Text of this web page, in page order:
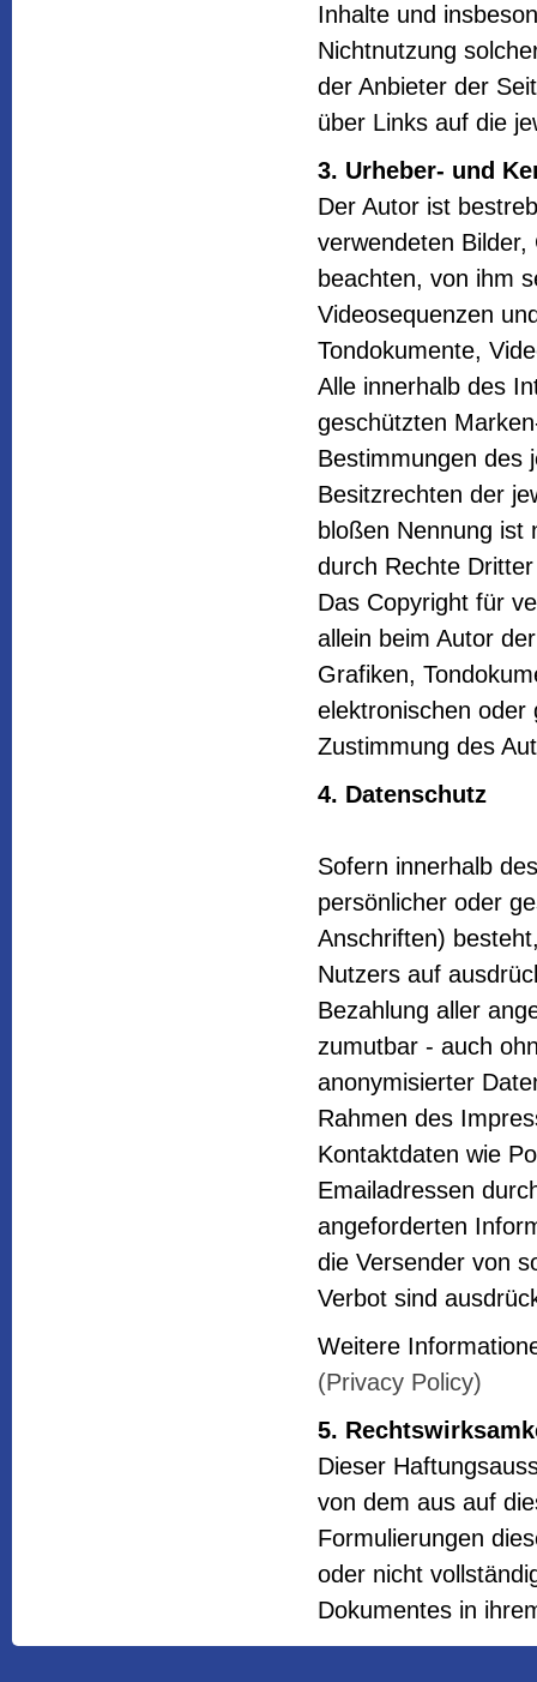
Inhalte und
Nichtnutzung
der Anbieter der
über Links auf die
3. Urheber- und
Der Autor ist
verwendeten
beachten, von ihm
Videosequenzen
Tondokumente,
Alle innerhalb des
geschützten
Bestimmungen des
Besitzrechten der
bloßen Nennung ist
durch Rechte
Das Copyright für
allein beim Autor
Grafiken,
elektronischen oder
Zustimmung des
4. Datenschutz
Sofern innerhalb
persönlicher oder
Anschriften)
Nutzers auf
Bezahlung aller
zumutbar - auch
anonymisierter
Rahmen des
Kontaktdaten wie
Emailadressen
angeforderten
die Versender von
Verbot sind
Weitere
(Privacy Policy)
5.
Dieser
von dem aus auf
Formulierungen
oder nicht
Dokumentes in